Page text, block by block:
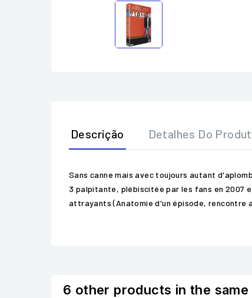
Descrição Detalhes Do
Sans canne mais avec toujours autant
3 palpitante, plébiscitée par les fans en 2007
attrayants (Anatomie d'un épisode, rencontre
6 other products in the